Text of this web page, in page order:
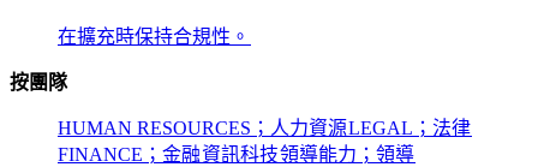
在擴充時保持合規性。​​
按團隊​​
HUMAN RESOURCES；人力資源​​LEGAL；法律​​
FINANCE；金融​​資訊科技​​領導能力；領導​​